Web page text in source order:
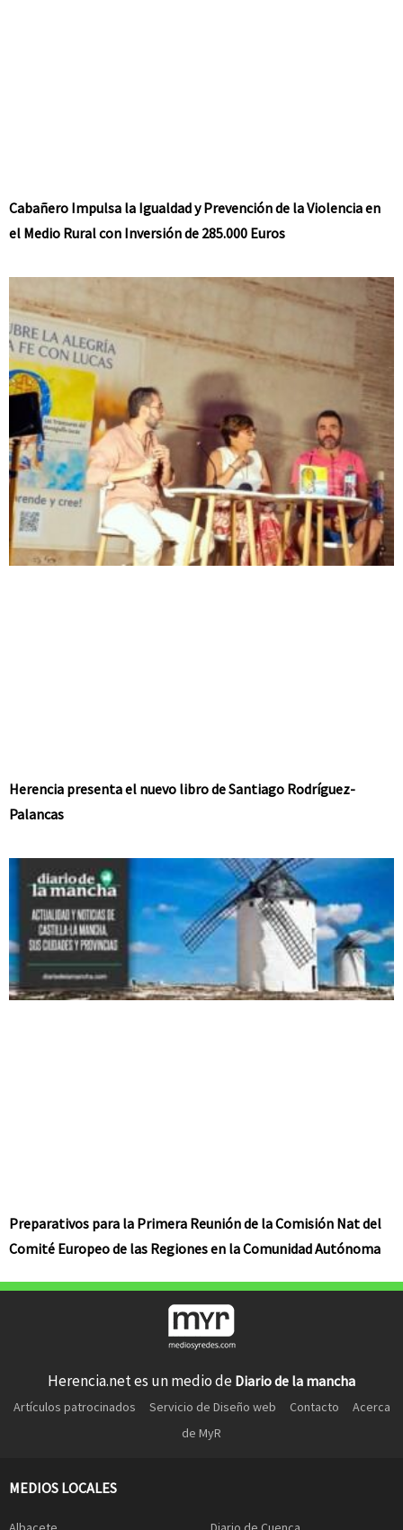
Cabañero Impulsa la Igualdad y Prevención de la Violencia en
el Medio Rural con Inversión de 285.000 Euros
Herencia presenta el nuevo libro de Santiago Rodríguez-
Palancas
Preparativos para la Primera Reunión de la Comisión Nat del
Comité Europeo de las Regiones en la Comunidad Autónoma
Herencia.net es un medio de Diario de la mancha
Artículos patrocinados Servicio de Diseño web Contacto
Acerca
de MyR
MEDIOS LOCALES